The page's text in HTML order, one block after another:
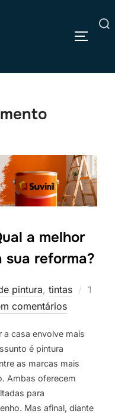
Pesquisar
a melhor
sua reforma?
pintura, tintas
1
comentários
a casa envolve mais
é pintura
as marcas mais
Ambas oferecem
para
Mas afinal, diante